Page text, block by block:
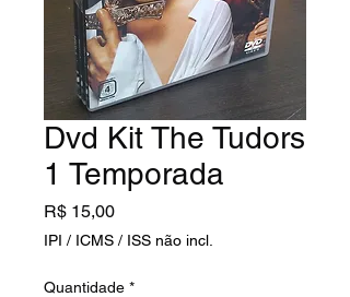
Dvd Kit The Tudors
1 Temporada
R$ 15,00Preço
IPI / ICMS / ISS não incl.
Quantidade *